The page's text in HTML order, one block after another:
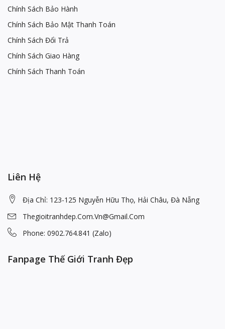
Chính Sách Bảo Hành
Chính Sách Bảo Mật Thanh Toán
Chính Sách Đổi Trả
Chính Sách Giao Hàng
Chính Sách Thanh Toán
Liên Hệ
Địa Chỉ: 123-125 Nguyễn Hữu Thọ, Hải Châu, Đà Nẵng
Thegioitranhdep.com.vn@gmail.com
Phone: 0902.764.841 (Zalo)
Fanpage Thế Giới Tranh Đẹp